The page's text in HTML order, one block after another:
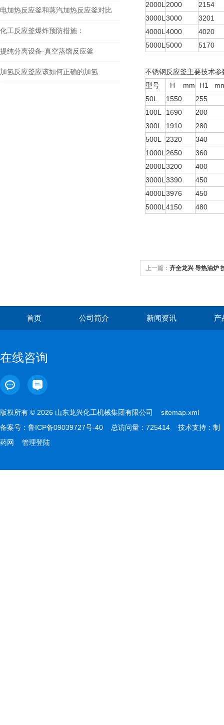
电加热反应釜和蒸汽加热反应釜对比
化工反应釜爆炸预防措施：
提纯分离设备-真空蒸馏反应釜
加氢反应釜应该如何正确的加氢
2000L 2000
2154
3000L 3000
3201
4000L 4000
4020
5000L 5000 5170
不锈钢反应釜主要技术参
型号
H mm H1
50L
1550
255
100L
1690
200
300L
1910
280
500L
2320
340
1000L 2650
360
2000L 3200
400
3000L 3390
450
4000L 3976
450
5000L 4150 480
上一篇： 齐全龙兴 导热油炉
首页 公司简介 新闻资讯 产
在线咨询
版权所有 © 2026 山东龙兴化工机械集团有限公司 sitemap.xml
备案号： 鲁ICP备09039727号-40 总访问量：725414 技术支持： 制
药网
管理登陆